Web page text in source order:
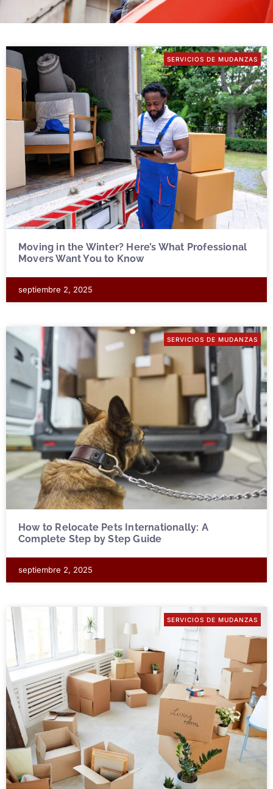
SERVICIOS DE MUDANZAS
Moving in the Winter? Here’s What Professional
Movers Want You to Know
septiembre 2, 2025
SERVICIOS DE MUDANZAS
How to Relocate Pets Internationally: A
Complete Step by Step Guide
septiembre 2, 2025
SERVICIOS DE MUDANZAS